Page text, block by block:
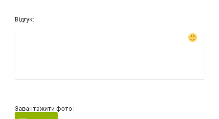
Відгук:
Завантажити фото: